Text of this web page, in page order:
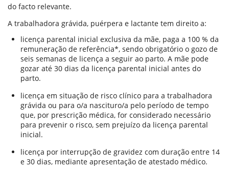
do facto relevante.
A trabalhadora grávida, puérpera e lactante tem direito a:
licença parental inicial exclusiva da mãe, paga a 100 % da
remuneração de referência*, sendo obrigatório o gozo de
seis semanas de licença a seguir ao parto. A mãe pode
gozar até 30 dias da licença parental inicial antes do
parto.
licença em situação de risco clínico para a trabalhadora
grávida ou para o/a nascituro/a pelo período de tempo
que, por prescrição médica, for considerado necessário
para prevenir o risco, sem prejuízo da licença parental
inicial.
licença por interrupção de gravidez com duração entre 14
e 30 dias, mediante apresentação de atestado médico.